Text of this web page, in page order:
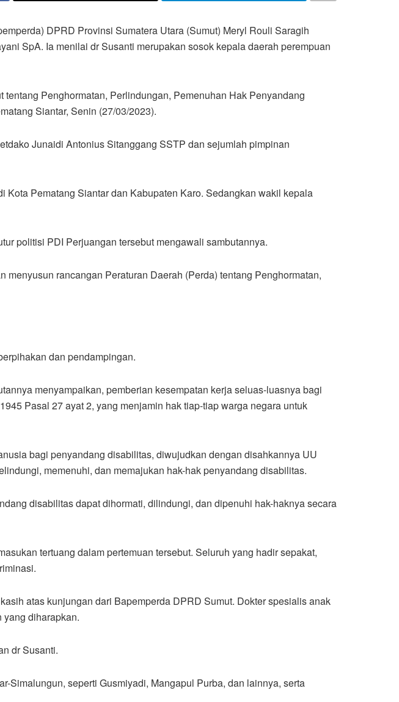
DPRD Provinsi Sumatera Utara (Sumut) Meryl Rouli Saragih
SpA. Ia menilai dr Susanti merupakan sosok kepala daerah perempuan
Penghormatan, Perlindungan, Pemenuhan Hak Penyandang
Siantar, Senin (27/03/2023).
Junaidi Antonius Sitanggang SSTP dan sejumlah pimpinan
Pematang Siantar dan Kabupaten Karo. Sedangkan wakil kepala
politisi PDI Perjuangan tersebut mengawali sambutannya.
rancangan Peraturan Daerah (Perda) tentang Penghormatan,
dan pendampingan.
menyampaikan, pemberian kesempatan kerja seluas-luasnya bagi
Pasal 27 ayat 2, yang menjamin hak tiap-tiap warga negara untuk
bagi penyandang disabilitas, diwujudkan dengan disahkannya UU
memenuhi, dan memajukan hak-hak penyandang disabilitas.
disabilitas dapat dihormati, dilindungi, dan dipenuhi hak-haknya secara
tertuang dalam pertemuan tersebut. Seluruh yang hadir sepakat,
atas kunjungan dari Bapemperda DPRD Sumut. Dokter spesialis anak
diharapkan.
dr Susanti.
Simalungun, seperti Gusmiyadi, Mangapul Purba, dan lainnya, serta